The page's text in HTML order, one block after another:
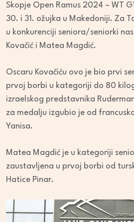
Skopje Open Ramus 2024 – WT
30. i 31. ožujka u Makedoniji. Za
u konkurenciji seniora/seniorki
Kovačić i Matea Magdić.
Oscaru Kovačiću ovo je bio prvi
prvoj borbi u kategoriji do 80
izraelskog predstavnika
za medalju izgubio je od
Yanisa.
Matea Magdić je u kategoriji
zaustavljena u prvoj borbi od
Hatice Pinar.